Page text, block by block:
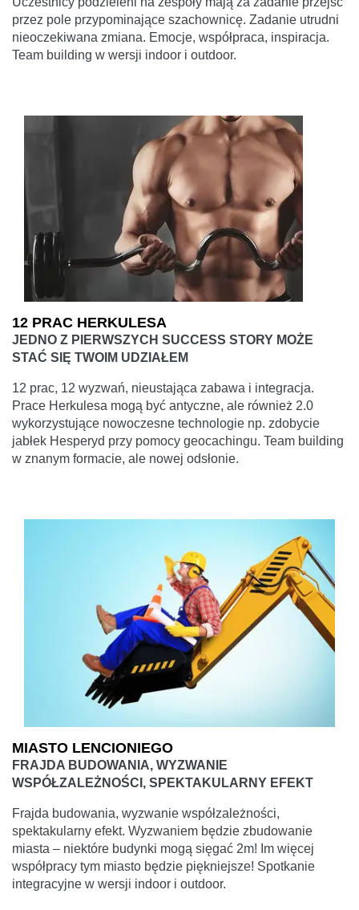
przez pole przypominające szachownicę. Zadanie utrudni
nieoczekiwana zmiana. Emocje, współpraca, inspiracja.
Team building w wersji indoor i outdoor.
12 PRAC HERKULESA
JEDNO Z PIERWSZYCH SUCCESS STORY MOŻE
STAĆ SIĘ TWOIM UDZIAŁEM
12 prac, 12 wyzwań, nieustająca zabawa i integracja.
Prace Herkulesa mogą być antyczne, ale również 2.0
wykorzystujące nowoczesne technologie np. zdobycie
jabłek Hesperyd przy pomocy geocachingu. Team building
w znanym formacie, ale nowej odsłonie.
MIASTO LENCIONIEGO
FRAJDA BUDOWANIA, WYZWANIE
WSPÓŁZALEŻNOŚCI, SPEKTAKULARNY EFEKT
Frajda budowania, wyzwanie współzależności,
spektakularny efekt. Wyzwaniem będzie zbudowanie
miasta – niektóre budynki mogą sięgać 2m! Im więcej
współpracy tym miasto będzie piękniejsze! Spotkanie
integracyjne w wersji indoor i outdoor.